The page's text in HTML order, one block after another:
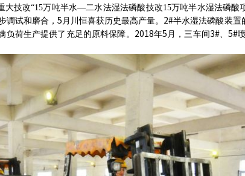
大技改“15万吨半水—二水法湿法磷酸技改15万吨半水湿法磷酸
调试和磨合， 5 月川恒喜获历史最高产量。 2#半水湿法磷酸装置
负荷生产提供了充足的原料保障。 2018年5 月，三车间3#、5#